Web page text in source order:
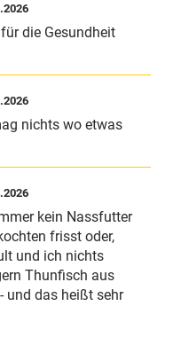
die Gesundheit
nichts wo etwas
kein Nassfutter
frisst oder,
und ich nichts
Thunfisch aus
und das heißt sehr